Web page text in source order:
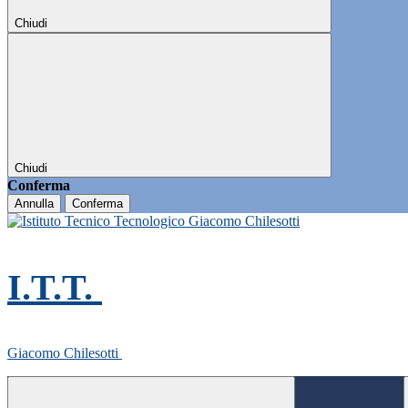
Chiudi
Chiudi
Conferma
Annulla Conferma
I.T.T.
Giacomo Chilesotti